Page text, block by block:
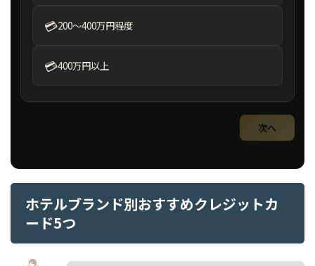
💳200〜400万円程度
💳400万円以上
次へ
ホテルブランド別おすすめクレジットカ
ード5つ